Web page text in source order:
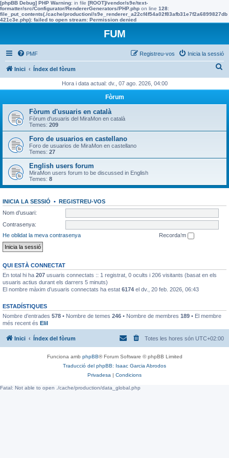
[phpBB Debug] PHP Warning: in file [ROOT]/vendor/s9e/text-
formatter/src/Configurator/RendererGenerators/PHP.php on line 128:
file_put_contents(./cache/production//s9e_renderer_a22cf4f54a02f83afb31e7f2a6899827db
421c3e.php): failed to open stream: Permission denied
FUM
PMF Inicia la sessió
Registreu-vos
Inici Índex del fòrum
c
Hora i data actual: dv., 07 ago. 2026, 04:00
Fòrum
Fòrum d'usuaris en català
Fòrum d'usuaris del MiraMon en català
Temes: 209
Foro de usuarios en castellano
Foro de usuarios de MiraMon en castellano
Temes: 27
English users forum
MiraMon users forum to be discussed in English
Temes: 8
INICIA LA SESSIÓ • REGISTREU-VOS
Nom d’usuari:
Contrasenya:
He oblidat la meva contrasenya
Recorda’m
QUI ESTÀ CONNECTAT
En total hi ha 207 usuaris connectats :: 1 registrat, 0 ocults i 206 visitants (basat en els
usuaris actius durant els darrers 5 minuts)
El nombre màxim d’usuaris connectats ha estat 6174 el dv., 20 feb. 2026, 06:43
ESTADÍSTIQUES
Nombre d’entrades 578 • Nombre de temes 246 • Nombre de membres 189 • El membre
més recent és EliI
Inici Índex del fòrum Totes les hores són UTC+02:00
Funciona amb phpBB® Forum Software © phpBB Limited
Traducció del phpBB: Isaac Garcia Abrodos
Privadesa | Condicions
Fatal: Not able to open ./cache/production/data_global.php